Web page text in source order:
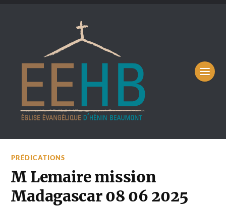
PRÉDICATIONS
M Lemaire mission
Madagascar 08 06 2025